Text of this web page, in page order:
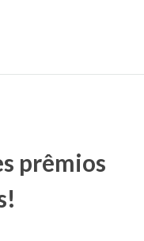
prêmios